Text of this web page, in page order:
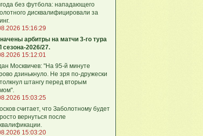
без футбола: нападающего
дисквалифицировали за
15:16:29
арбитры на матчи 3-го тура
сезона-2026/27.
15:12:01
Москвичев: "На 95‑й минуте
дзинькнуло. Не зря по‑дружески
штангу перед вторым
15:03:25
считает, что Заболотному будет
вернуться после
15:03:20